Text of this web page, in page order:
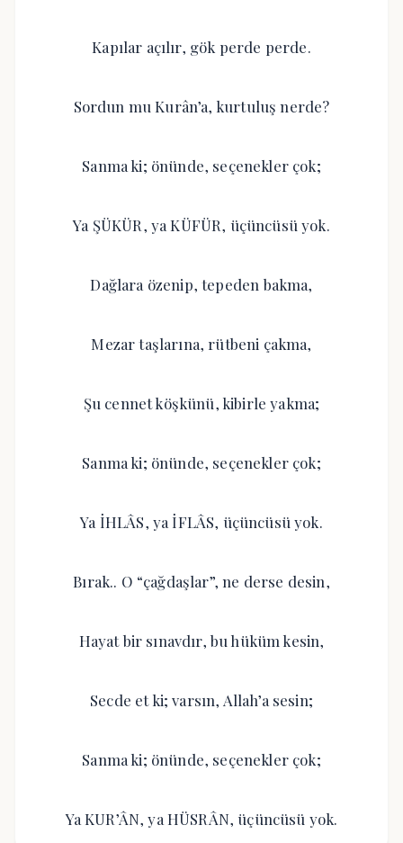
Kapılar açılır, gök perde perde.
Sordun mu Kurân’a, kurtuluş nerde?
Sanma ki; önünde, seçenekler çok;
Ya ŞÜKÜR, ya KÜFÜR, üçüncüsü yok.
Dağlara özenip, tepeden bakma,
Mezar taşlarına, rütbeni çakma,
Şu cennet köşkünü, kibirle yakma;
Sanma ki; önünde, seçenekler çok;
Ya İHLÂS, ya İFLÂS, üçüncüsü yok.
Bırak.. O “çağdaşlar”, ne derse desin,
Hayat bir sınavdır, bu hüküm kesin,
Secde et ki; varsın, Allah’a sesin;
Sanma ki; önünde, seçenekler çok;
Ya KUR’ÂN, ya HÜSRÂN, üçüncüsü yok.